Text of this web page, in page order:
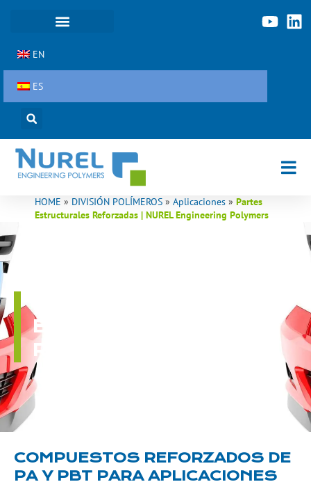
EN
ES
HOME » DIVISIÓN POLÍMEROS » Aplicaciones » Partes
Estructurales Reforzadas | NUREL Engineering Polymers
ESTRUCTURALES
REFORZADAS
COMPUESTOS REFORZADOS DE
PA Y PBT PARA APLICACIONES